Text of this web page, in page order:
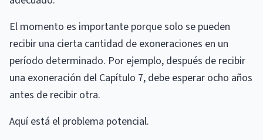
El momento es importante porque solo se pueden
recibir una cierta cantidad de exoneraciones en un
período determinado. Por ejemplo, después de recibir
una exoneración del Capítulo 7, debe esperar ocho años
antes de recibir otra.
Aquí está el problema potencial.